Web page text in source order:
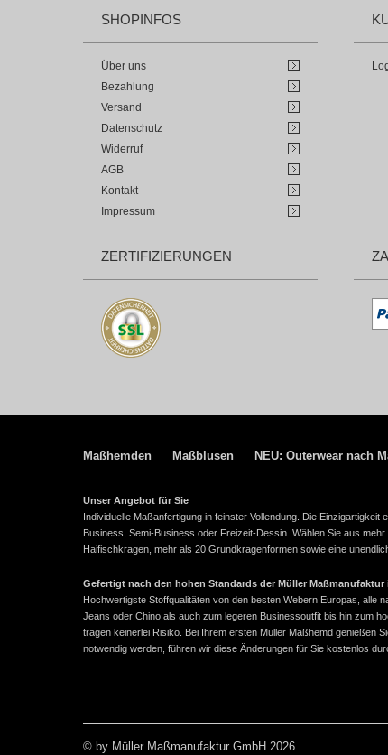
SHOPINFOS
Über uns
Bezahlung
Versand
Datenschutz
Widerruf
AGB
Kontakt
Impressum
ZERTIFIZIERUNGEN
Maßhemden Maßblusen NEU: Outerwear nach
Unser Angebot für Sie
Individuelle Maßanfertigung in feinster Vollendung. Die
Business, Semi-Business oder Freizeit-Dessin. Wählen Sie aus
Haifischkragen, mehr als 20 Grundkragenformen sowie eine
Gefertigt nach den hohen Standards der Müller Maßmanufaktur
Hochwertigste Stoffqualitäten von den besten Webern Europas,
Jeans oder Chino als auch zum legeren Businessoutfit bis hin zum
tragen keinerlei Risiko. Bei Ihrem ersten Müller Maßhemd genießen
notwendig werden, führen wir diese Änderungen für Sie kostenlos
© by Müller Maßmanufaktur GmbH 2026